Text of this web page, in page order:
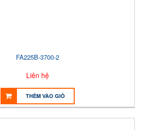
FA225B-3700-2
Liên hệ
THÊM VÀO GIỎ